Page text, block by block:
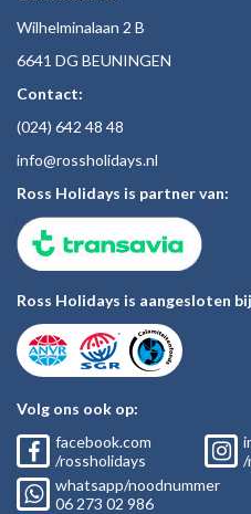
Wilhelminalaan 2 B
6641 DG BEUNINGEN
Contact:
(024) 642 48 48
info@rossholidays.nl
Ross Holidays is partner van:
Ross Holidays is aangesloten
Volg ons ook op:
facebook.com
/rossholidays
/
whatsapp/noodnummer
06 273 02 986